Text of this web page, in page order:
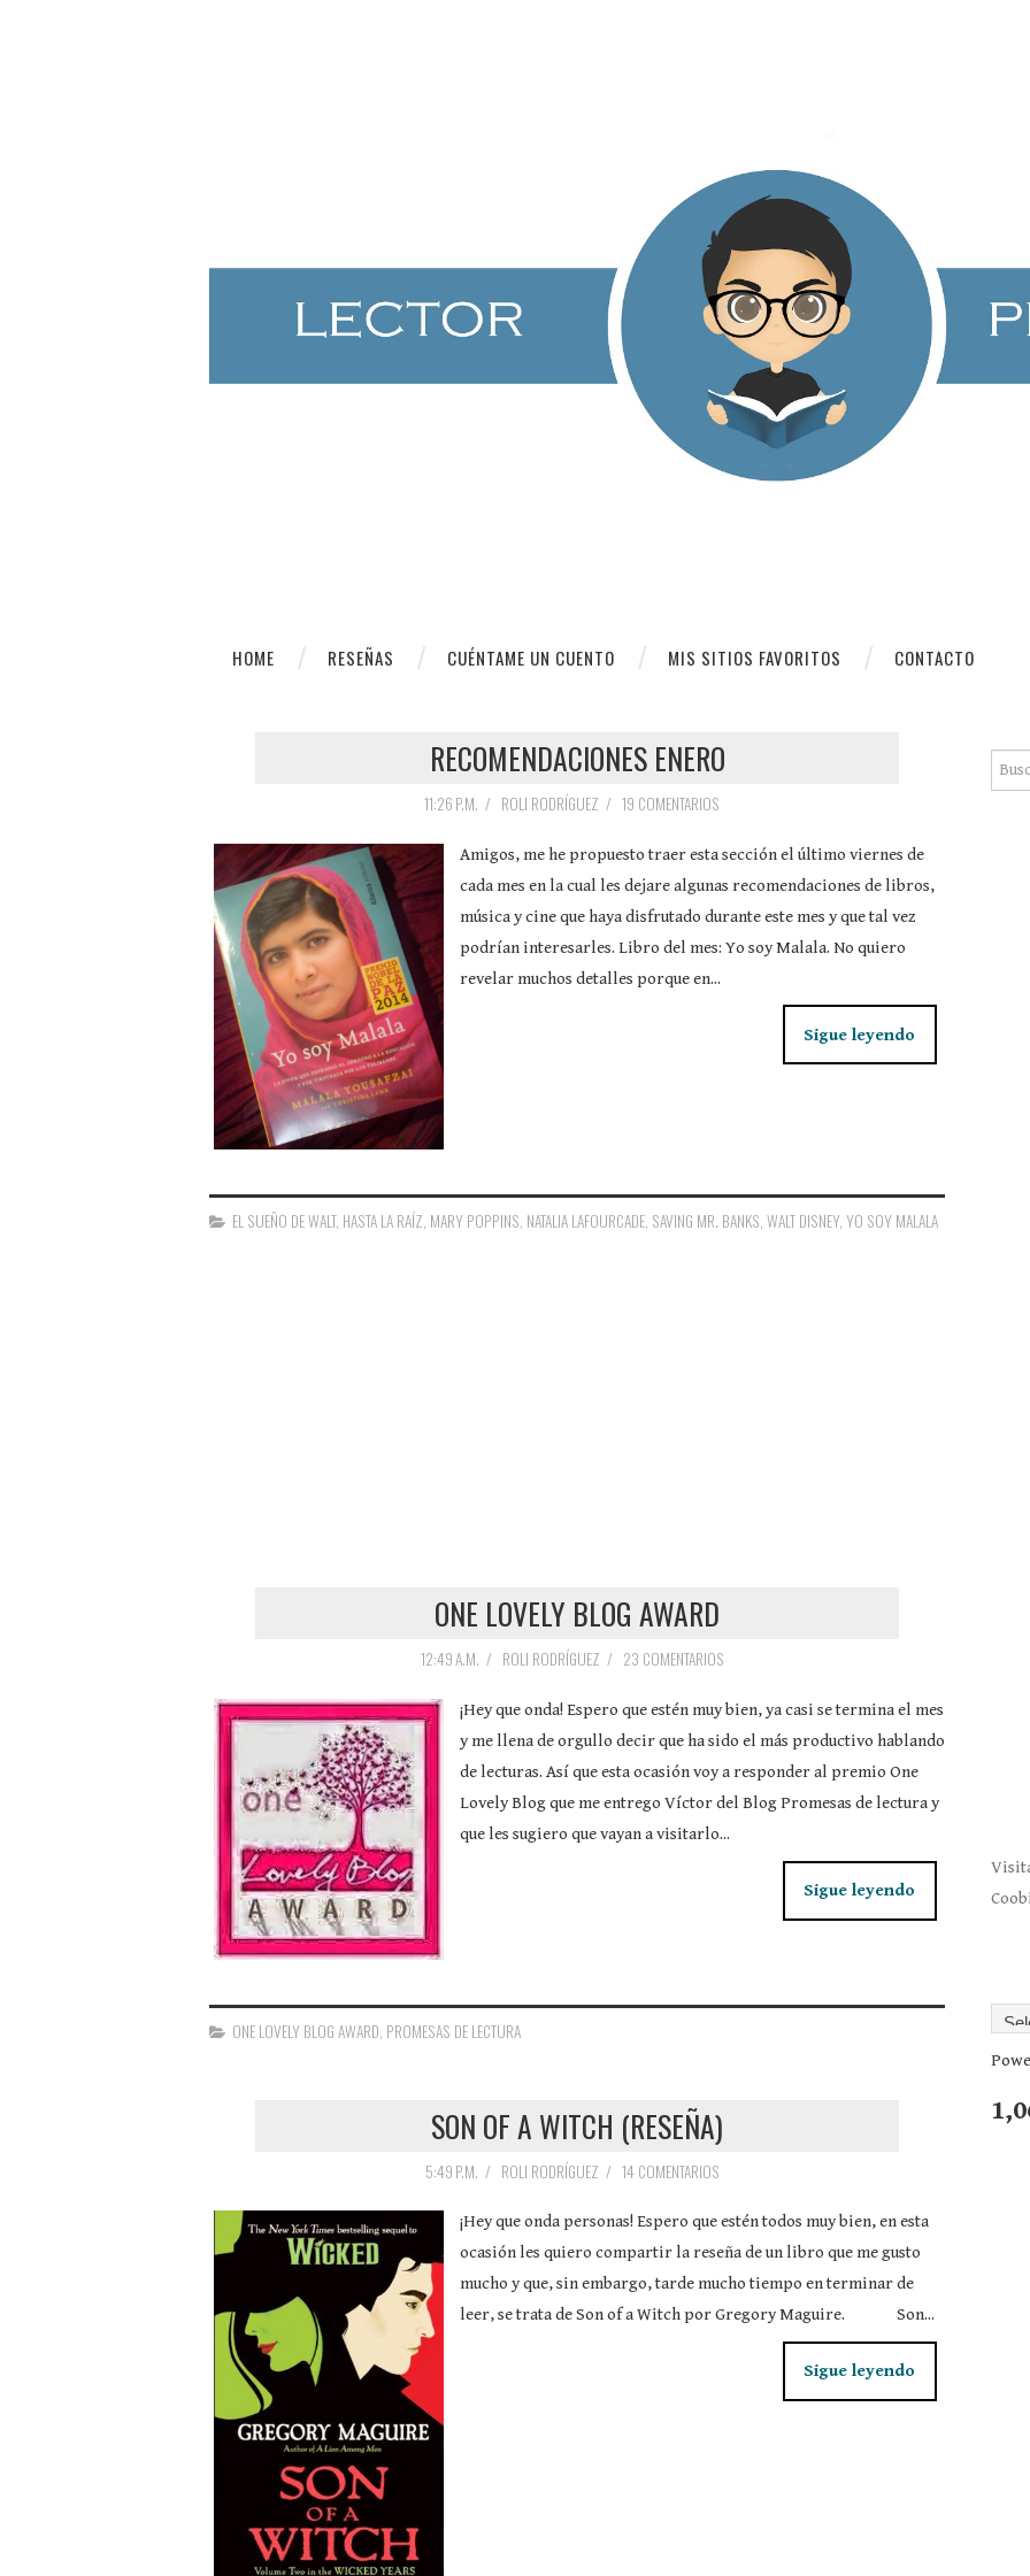
HOME RESEÑAS CUÉNTAME UN CUENTO MIS SITIOS FAVORITOS CONTACTO
RECOMENDACIONES ENERO
11:26 P.M. / ROLI RODRÍGUEZ / 19 COMENTARIOS
Amigos, me he propuesto traer esta sección el último viernes de
cada mes en la cual les dejare algunas recomendaciones de libros,
música y cine que haya disfrutado durante este mes y que tal vez
podrían interesarles. Libro del mes: Yo soy Malala. No quiero
revelar muchos detalles porque en...
Sigue leyendo
EL SUEÑO DE WALT, HASTA LA RAÍZ, MARY POPPINS, NATALIA LAFOURCADE, SAVING MR. BANKS, WALT DISNEY, YO SOY MALALA
ONE LOVELY BLOG AWARD
12:49 A.M. / ROLI RODRÍGUEZ / 23 COMENTARIOS
¡Hey que onda! Espero que estén muy bien, ya casi se termina el mes
y me llena de orgullo decir que ha sido el más productivo hablando
de lecturas. Así que esta ocasión voy a responder al premio One
Lovely Blog que me entrego Víctor del Blog Promesas de lectura y
que les sugiero que vayan a visitarlo...
Sigue leyendo
ONE LOVELY BLOG AWARD PROMESAS DE LECTURA
SON OF A WITCH (RESEÑA)
5:49 P.M. / ROLI RODRÍGUEZ / 14 COMENTARIOS
¡Hey que onda personas! Espero que estén todos muy bien, en esta
ocasión les quiero compartir la reseña de un libro que me gusto
mucho y que, sin embargo, tarde mucho tiempo en terminar de
leer, se trata de Son of a Witch por Gregory Maguire. Son...
Sigue leyendo